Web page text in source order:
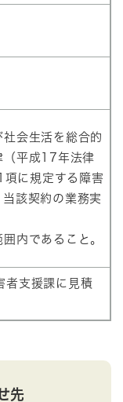
会生活を総合的
（平成17年法律
に規定する障害
該契約の業務実
内であること。
者支援課に見積
先